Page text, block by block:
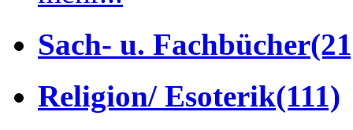
Sach- u. Fachbücher
Religion/ Esoterik(111)